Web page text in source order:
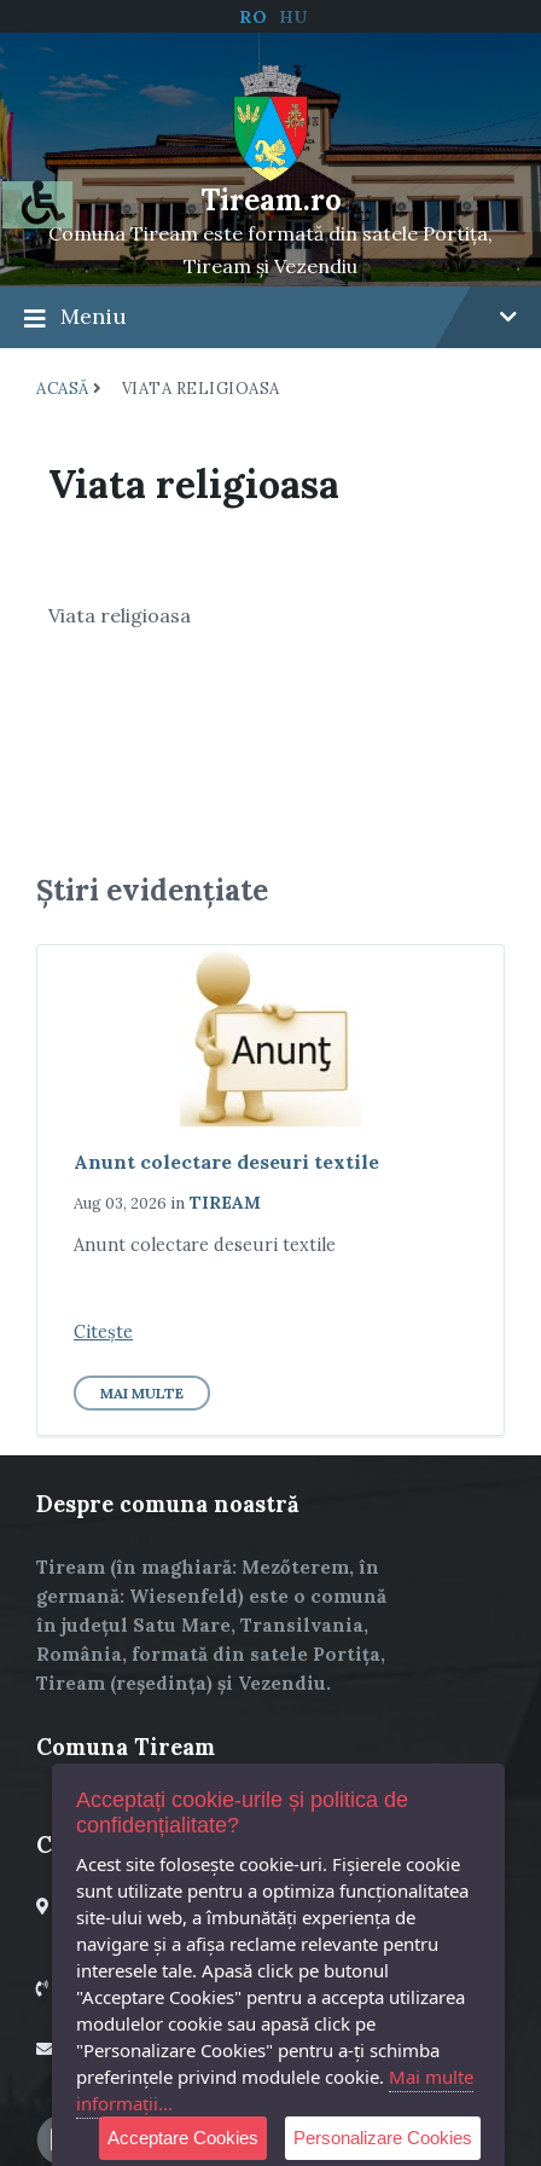
RO HU
Tiream.ro
Comuna Tiream este formată din satele Portița,
Tiream și Vezendiu
Meniu
ACASĂ VIATA RELIGIOASA
Viata religioasa
Viata religioasa
Știri evidențiate
Anunt colectare deseuri textile
Aug 03, 2026 in TIREAM
Anunt colectare deseuri textile
Citește
MAI MULTE
Despre comuna noastră
Tiream (în maghiară: Mezőterem, în
germană: Wiesenfeld) este o comună
în județul Satu Mare, Transilvania,
România, formată din satele Portița,
Tiream (reședința) și Vezendiu.
Comuna Tiream
Contact
Primaria Comuna Tiream
Tiream, Str. Principala, Nr. 25
Cod postal 447325
Primar – 0261873601
Secretar – 0261873718
primaria@tiream.ro
Acceptați cookie-urile și politica de
confidențialitate?
Acest site foloseşte cookie-uri. Fișierele cookie
sunt utilizate pentru a optimiza funcţionalitatea
site-ului web, a îmbunătăţi experienţa de
navigare şi a afişa reclame relevante pentru
interesele tale. Apasă click pe butonul
"Acceptare Cookies" pentru a accepta utilizarea
modulelor cookie sau apasă click pe
"Personalizare Cookies" pentru a-ţi schimba
preferinţele privind modulele cookie. Mai multe
informații...
Acceptare Cookies Personalizare Cookies